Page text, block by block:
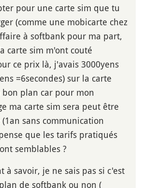
pour une carte sim que tu
(comme une mobicarte chez
à softbank pour ma part,
carte sim m'ont couté
ce prix là, j'avais 3000yens
=6secondes) sur la carte
plan car pour mon
ma carte sim sera peut être
sans communication
que les tarifs pratiqués
semblables ?
à savoir, je ne sais pas si c'est
de softbank ou non (